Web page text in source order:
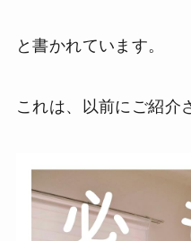
と書かれています。
これは、以前にご紹介